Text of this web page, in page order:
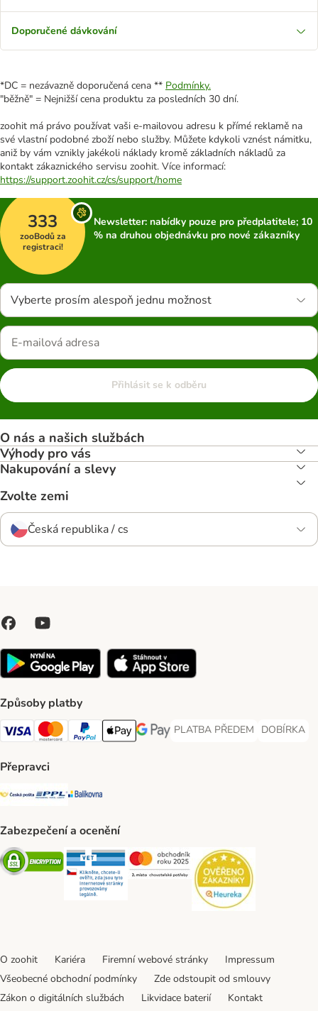
Doporučené dávkování
*DC = nezávazně doporučená cena ** Podmínky.
"běžně" = Nejnižší cena produktu za posledních 30 dní.
zoohit má právo používat vaši e-mailovou adresu k přímé reklamě na
své vlastní podobné zboží nebo služby. Můžete kdykoli vznést námitku,
aniž by vám vznikly jakékoli náklady kromě základních nákladů za
kontakt zákaznického servisu zoohit. Více informací:
https://support.zoohit.cz/cs/support/home
333
zooBodů za
registraci!
Newsletter: nabídky pouze pro předplatitele; 10
% na druhou objednávku pro nové zákazníky
Vyberte prosím alespoň jednu možnost
Přihlásit se k odběru
O nás a našich službách
Výhody pro vás
Nakupování a slevy
Zvolte zemi
Česká republika / cs
Způsoby platby
Visa Payment Method
Mastercard Payment Method
PayPal Payment Method
Apple pay Payment Method
GooglePay Payment Method
PLATBA PŘEDEM
PLATBA PŘEDEM Payment
DOBÍRKA
DOBÍRKA
Přepravci
Česká pošta Shipping Method
PPL Shipping Method
Balíkovna Shipping Method
Zabezpečení a ocenění
Security Security Security
O zoohit Kariéra Firemní webové stránky
Impressum
Všeobecné obchodní podmínky
Zde odstoupit od smlouvy
Zákon o digitálních službách
Likvidace baterií
Kontakt